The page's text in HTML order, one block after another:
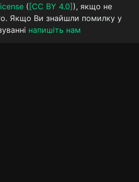
( [CC BY 4.0] ), якщо не
Якщо Ви знайшли помилку у
напишіть нам